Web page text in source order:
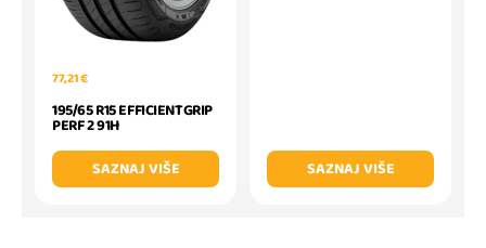
77,21 €
195/65 R15 EFFICIENTGRIP
PERF 2 91H
SAZNAJ VIŠE
SAZNAJ VIŠE